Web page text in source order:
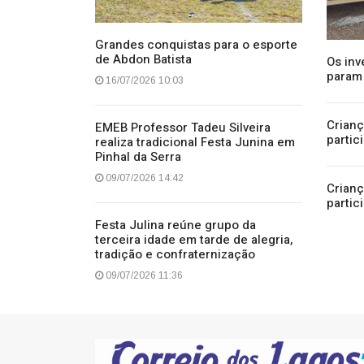
Grandes conquistas para o esporte
de Abdon Batista
16/07/2026 10:03
EMEB Professor Tadeu Silveira
realiza tradicional Festa Junina em
Pinhal da Serra
09/07/2026 14:42
Festa Julina reúne grupo da
terceira idade em tarde de alegria,
tradição e confraternização
09/07/2026 11:36
Os